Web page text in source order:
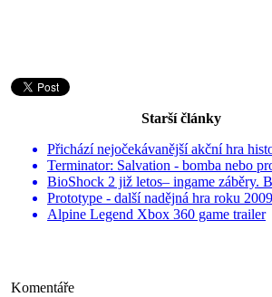
Starší články
Přichází nejočekávanější akční hra
Terminator: Salvation - bomba nebo
BioShock 2 již letos– ingame záběry.
Prototype - další nadějná hra roku
Alpine Legend Xbox 360 game trailer
Komentáře